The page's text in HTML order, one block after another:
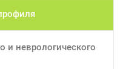
и неврологического